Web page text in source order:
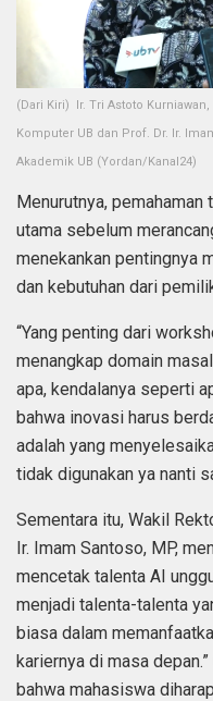
(Dari Kiri) Ir. Tri Astoto
Komputer UB dan Prof. Dr. Ir.
Akademik UB (Yordan/Kanal24)
Menurutnya,
utama sebelum
menekankan pentingnya
dan kebutuhan dari
“Yang penting dari
menangkap domain
apa, kendalanya seperti
bahwa inovasi harus
adalah yang
tidak digunakan ya nanti
Sementara itu, Wakil
Ir. Imam Santoso, MP,
mencetak talenta AI
menjadi talenta-talenta
biasa dalam
kariernya di masa
bahwa mahasiswa